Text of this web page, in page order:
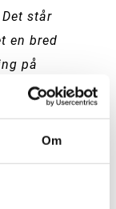
Om
står
en bred
på
til en